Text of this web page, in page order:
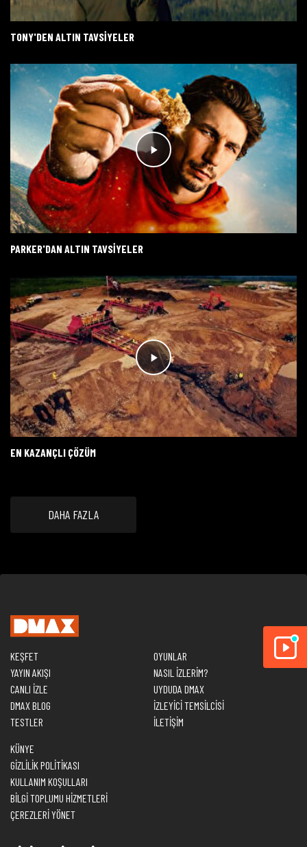
TONY'DEN ALTIN TAVSIYELER
PARKER'DAN ALTIN TAVSIYELER
EN KAZANÇLI ÇÖZÜM
DAHA FAZLA
KEŞFET
YAYIN AKIŞI
CANLI İZLE
DMAX BLOG
TESTLER
OYUNLAR
NASIL İZLERİM?
UYDUDA DMAX
İZLEYİCİ TEMSİLCİSİ
İLETİŞİM
KÜNYE
GİZLİLİK POLİTİKASI
KULLANIM KOŞULLARI
BİLGİ TOPLUMU HİZMETLERİ
ÇEREZLERİ YÖNET